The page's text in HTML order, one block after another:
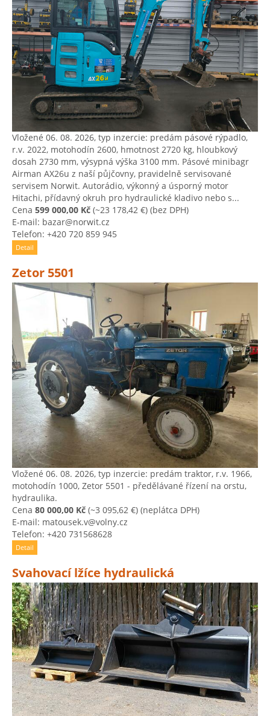
Vložené 06. 08. 2026, typ inzercie: predám pásové rýpadlo,
r.v. 2022, motohodín 2600, hmotnost 2720 kg, hloubkový
dosah 2730 mm, výsypná výška 3100 mm. Pásové minibagr
Airman AX26u z naší půjčovny, pravidelně servisované
servisem Norwit. Autorádio, výkonný a úsporný motor
Hitachi, přídavný okruh pro hydraulické kladivo nebo s...
Cena 599 000,00 Kč (~23 178,42 €) (bez DPH)
E-mail: bazar@norwit.cz
Telefon: +420 720 859 945
Detail
Zetor 5501
Vložené 06. 08. 2026, typ inzercie: predám traktor, r.v. 1966,
motohodín 1000, Zetor 5501 - předělávané řízení na orstu,
hydraulika.
Cena 80 000,00 Kč (~3 095,62 €) (neplátca DPH)
E-mail: matousek.v@volny.cz
Telefon: +420 731568628
Detail
Svahovací lžíce hydraulická